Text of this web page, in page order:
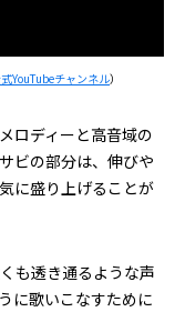
YouTubeチャンネル）
ロディーと高音域の
ビの部分は、伸びや
に盛り上げることが
も透き通るような声
に歌いこなすために